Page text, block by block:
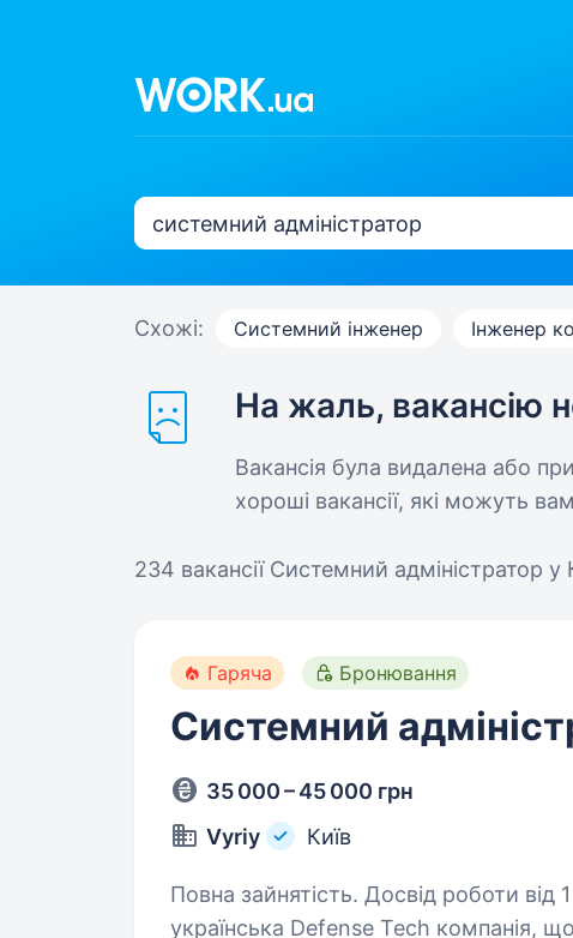
Схожі: Системний інженер Інженер
На жаль, вакансію
Вакансія була видалена або
хороші вакансії, які можуть вам
234 вакансії Системний адміністратор у
Гаряча Бронювання
Системний
35 000 – 45 000 грн
Vyriy
Київ
Повна зайнятість. Досвід роботи від 1 року.
українська Defense Tech компанія,